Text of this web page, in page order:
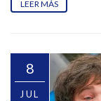
LEER MÁS
8
JUL